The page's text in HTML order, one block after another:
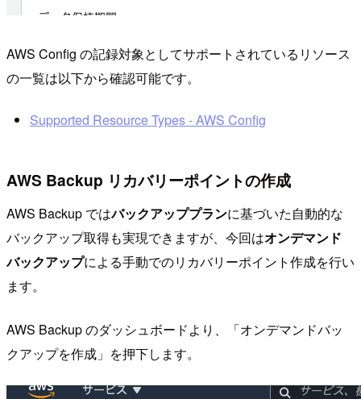
AWS Config の記録対象としてサポートされているリソース
の一覧は以下から確認可能です。
Supported Resource Types - AWS Config
AWS Backup リカバリーポイントの作成
AWS Backup ではバックアッププランに基づいた自動的な
バックアップ取得も実現できますが、今回はオンデマンド
バックアップによる手動でのリカバリーポイント作成を行い
ます。
AWS Backup のダッシュボードより、「オンデマンドバッ
クアップを作成」を押下します。